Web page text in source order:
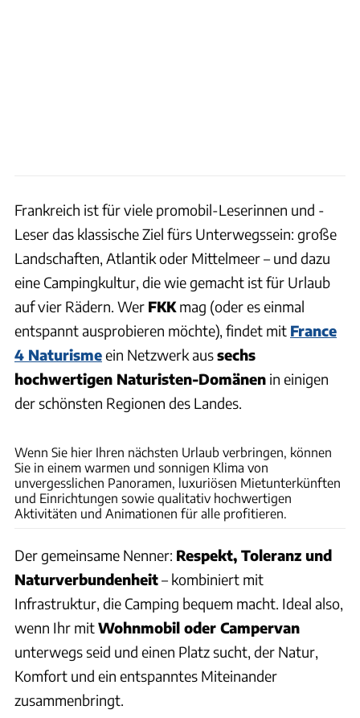
Frankreich ist für viele promobil-Leserinnen und -
Leser das klassische Ziel fürs Unterwegssein: große
Landschaften, Atlantik oder Mittelmeer – und dazu
eine Campingkultur, die wie gemacht ist für Urlaub
auf vier Rädern. Wer FKK mag (oder es einmal
entspannt ausprobieren möchte), findet mit France
4 Naturismeein Netzwerk aussechs
hochwertigen Naturisten-Domänen in einigen
der schönsten Regionen des Landes.
Wenn Sie hier Ihren nächsten Urlaub verbringen, können
Sie in einem warmen und sonnigen Klima von
unvergesslichen Panoramen, luxuriösen Mietunterkünften
und Einrichtungen sowie qualitativ hochwertigen
Aktivitäten und Animationen für alle profitieren.
Der gemeinsame Nenner: Respekt, Toleranz und
Naturverbundenheit– kombiniert mit
Infrastruktur, die Camping bequem macht. Ideal also,
wenn Ihr mitWohnmobil oder Campervan
unterwegs seid und einen Platz sucht, der Natur,
Komfort und ein entspanntes Miteinander
zusammenbringt.